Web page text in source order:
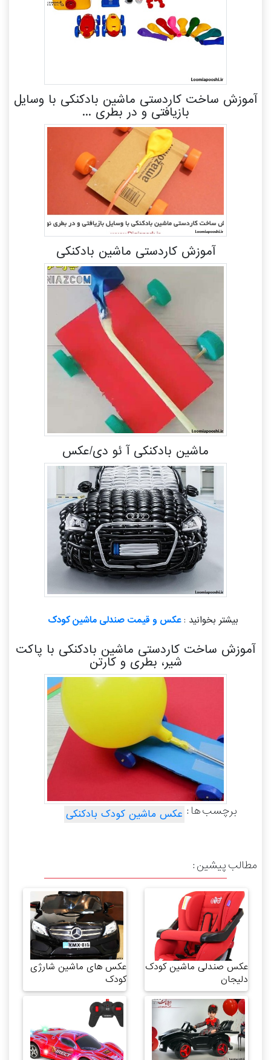
آموزش ساخت کاردستی ماشین بادکنکی با وسایل
بازیافتی و در بطری ...
آموزش کاردستی ماشین بادکنکی
ماشین بادکنکی آ ئو دی/عکس
بیشتر بخوانید :عکس و قیمت صندلی ماشین کودک
آموزش ساخت کاردستی ماشین بادکنکی با پاکت
شیر، بطری و کارتن
برچسب ها : عکس ماشین کودک بادکنکی
مطالب پیشین :
عکس صندلی ماشین کودک
دلیجان
عکس های ماشین شارژی
کودک